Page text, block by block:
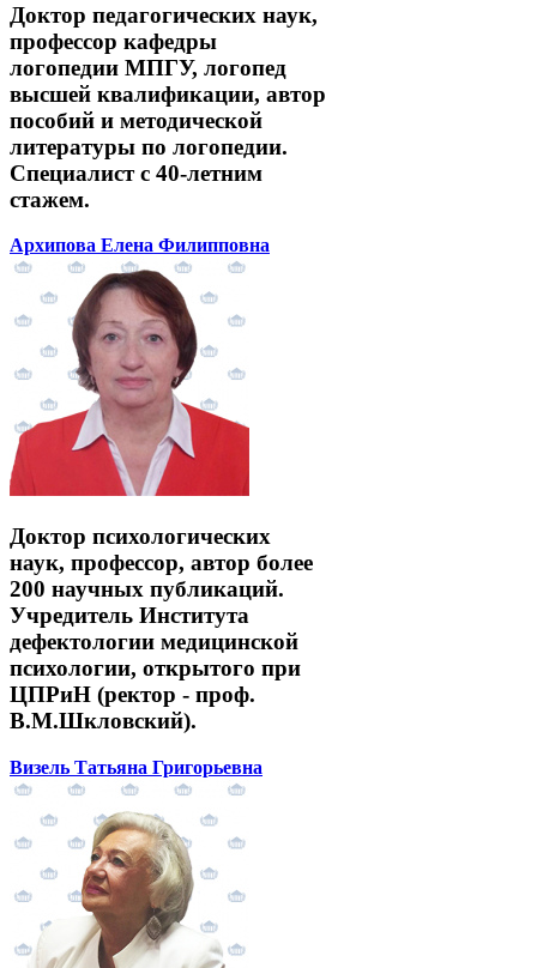
Доктор педагогических наук,
профессор кафедры
логопедии МПГУ, логопед
высшей квалификации, автор
пособий и методической
литературы по логопедии.
Специалист с 40-летним
стажем.
Архипова Елена Филипповна
Доктор психологических
наук, профессор, автор более
200 научных публикаций.
Учредитель Института
дефектологии медицинской
психологии, открытого при
ЦПРиН (ректор - проф.
В.М.Шкловский).
Визель Татьяна Григорьевна